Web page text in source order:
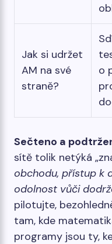
Jak si udržet
AM na své
straně?
o
Sečteno a
sítě tolik netýká
obchodu, přístup k
odolnost vůči
pilotujte,
tam, kde
programy jsou ty,